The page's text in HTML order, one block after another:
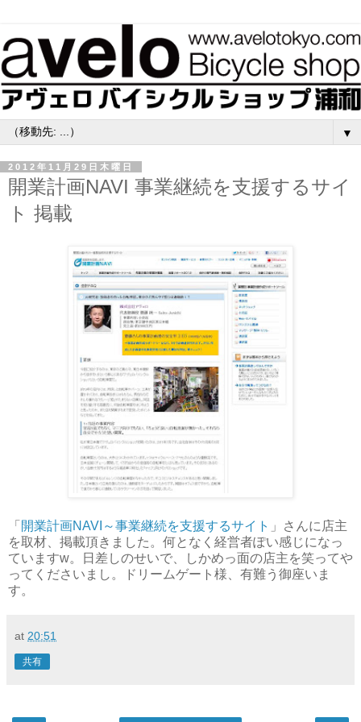
▼
2012年11月29日木曜日
開業計画NAVI 事業継続を支援するサイ
ト 掲載
「 開業計画NAVI～事業継続を支援するサイト 」さんに店主
を取材、掲載頂きました。何となく経営者ぽい感じになっ
ていますw。日差しのせいで、しかめっ面の店主を笑ってや
ってくださいまし。ドリームゲート様、有難う御座いま
す。
at 20:51
共有